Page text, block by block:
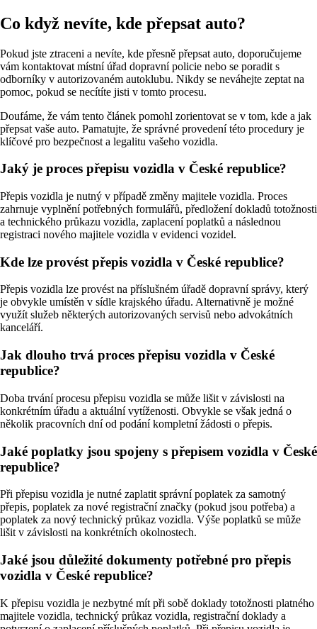
Co když nevíte, kde přepsat auto?
Pokud jste ztraceni a nevíte, kde přesně přepsat auto, doporučujeme
vám kontaktovat místní úřad dopravní policie nebo se poradit s
odborníky v autorizovaném autoklubu. Nikdy se neváhejte zeptat na
pomoc, pokud se necítíte jisti v tomto procesu.
Doufáme, že vám tento článek pomohl zorientovat se v tom, kde a jak
přepsat vaše auto. Pamatujte, že správné provedení této procedury je
klíčové pro bezpečnost a legalitu vašeho vozidla.
Jaký je proces přepisu vozidla v České republice?
Přepis vozidla je nutný v případě změny majitele vozidla. Proces
zahrnuje vyplnění potřebných formulářů, předložení dokladů totožnosti
a technického průkazu vozidla, zaplacení poplatků a následnou
registraci nového majitele vozidla v evidenci vozidel.
Kde lze provést přepis vozidla v České republice?
Přepis vozidla lze provést na příslušném úřadě dopravní správy, který
je obvykle umístěn v sídle krajského úřadu. Alternativně je možné
využít služeb některých autorizovaných servisů nebo advokátních
kanceláří.
Jak dlouho trvá proces přepisu vozidla v České
republice?
Doba trvání procesu přepisu vozidla se může lišit v závislosti na
konkrétním úřadu a aktuální vytíženosti. Obvykle se však jedná o
několik pracovních dní od podání kompletní žádosti o přepis.
Jaké poplatky jsou spojeny s přepisem vozidla v České
republice?
Při přepisu vozidla je nutné zaplatit správní poplatek za samotný
přepis, poplatek za nové registrační značky (pokud jsou potřeba) a
poplatek za nový technický průkaz vozidla. Výše poplatků se může
lišit v závislosti na konkrétních okolnostech.
Jaké jsou důležité dokumenty potřebné pro přepis
vozidla v České republice?
K přepisu vozidla je nezbytné mít při sobě doklady totožnosti platného
majitele vozidla, technický průkaz vozidla, registrační doklady a